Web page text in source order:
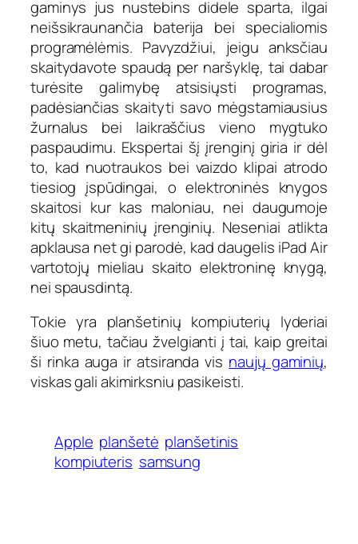
gaminys jus nustebins didele sparta, ilgai
neišsikraunančia baterija bei specialiomis
programėlėmis. Pavyzdžiui, jeigu anksčiau
skaitydavote spaudą per naršyklę, tai dabar
turėsite galimybę atsisiųsti programas,
padėsiančias skaityti savo mėgstamiausius
žurnalus bei laikraščius vieno mygtuko
paspaudimu. Ekspertai šį įrenginį giria ir dėl
to, kad nuotraukos bei vaizdo klipai atrodo
tiesiog įspūdingai, o elektroninės knygos
skaitosi kur kas maloniau, nei daugumoje
kitų skaitmeninių įrenginių. Neseniai atlikta
apklausa net gi parodė, kad daugelis iPad Air
vartotojų mieliau skaito elektroninę knygą,
nei spausdintą.
Tokie yra planšetinių kompiuterių lyderiai
šiuo metu, tačiau žvelgianti į tai, kaip greitai
ši rinka auga ir atsiranda vis naujų gaminių,
viskas gali akimirksniu pasikeisti.
Apple planšetė planšetinis
kompiuteris samsung